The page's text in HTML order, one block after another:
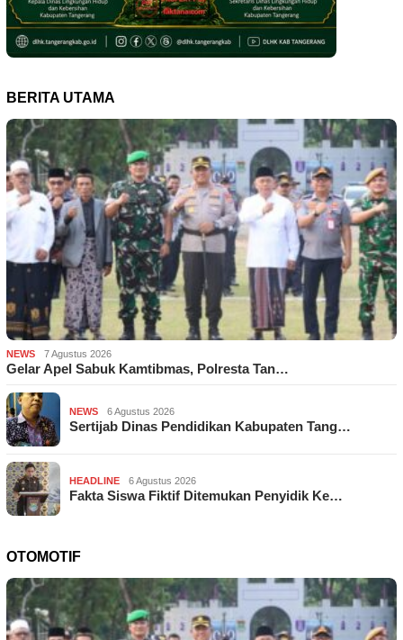
BERITA UTAMA
NEWS 7 Agustus 2026
Gelar Apel Sabuk Kamtibmas, Polresta Tan…
NEWS 6 Agustus 2026
Sertijab Dinas Pendidikan Kabupaten Tang…
HEADLINE 6 Agustus 2026
Fakta Siswa Fiktif Ditemukan Penyidik Ke…
OTOMOTIF